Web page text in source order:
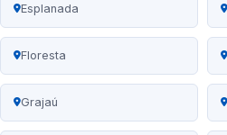
Esplanada
Floresta
Grajaú